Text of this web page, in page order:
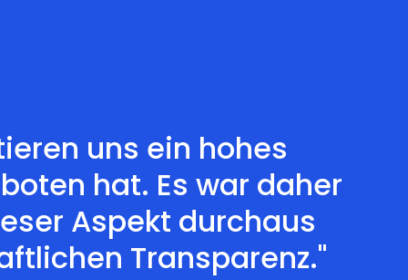
uns ein hohes
hat. Es war daher
Aspekt durchaus
Transparenz."